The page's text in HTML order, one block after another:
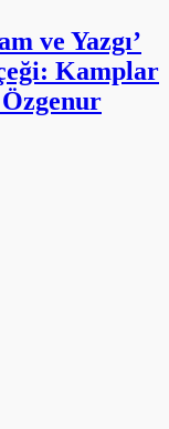
ve Yazgı’
Kamplar